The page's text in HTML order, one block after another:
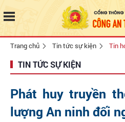
Trang chủ Tin tức sự kiện Tin
TIN TỨC SỰ KIỆN
Phát huy truyền
lượng An ninh đối